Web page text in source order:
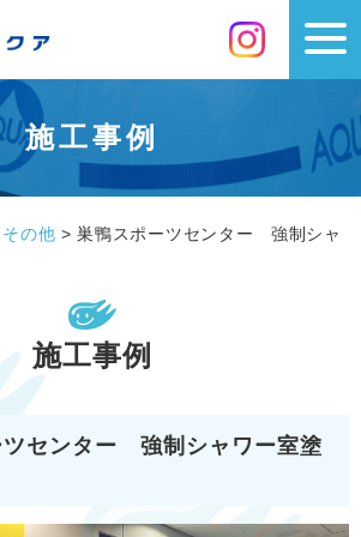
施工事例
その他 >巣鴨スポーツセンター 強制シャ
施工事例
ツセンター 強制シャワー室塗